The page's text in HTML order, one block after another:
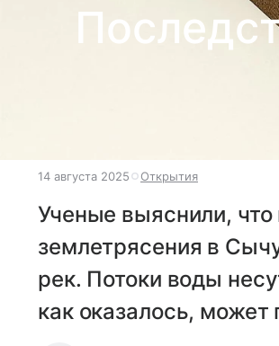
14 августа 2025 Открытия
Ученые выяснили,
землетрясения в
рек. Потоки воды
как оказалось,